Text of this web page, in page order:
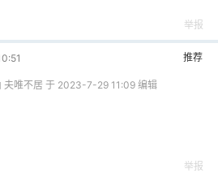
举报
推荐
夫唯不居 于 2023-7-29 11:09 编辑
举报